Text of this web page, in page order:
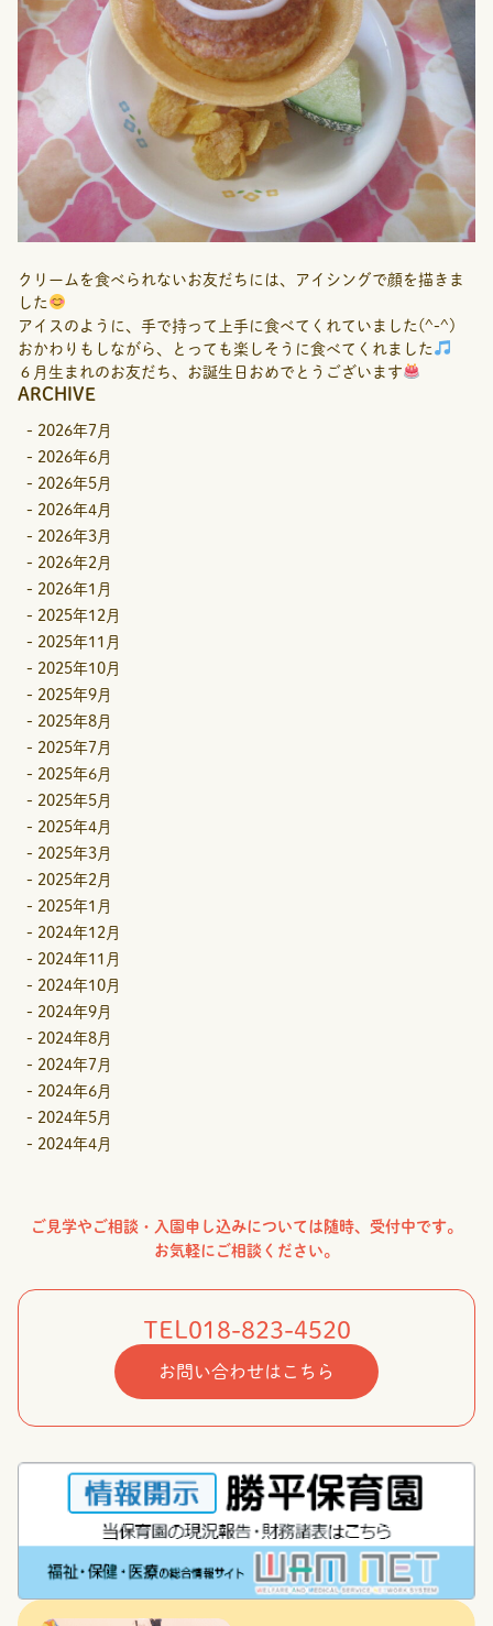
ARCHIVE
- 2026年7月
- 2026年6月
- 2026年5月
- 2026年4月
- 2026年3月
- 2026年2月
- 2026年1月
- 2025年12月
- 2025年11月
- 2025年10月
- 2025年9月
- 2025年8月
- 2025年7月
- 2025年6月
- 2025年5月
- 2025年4月
- 2025年3月
- 2025年2月
- 2025年1月
- 2024年12月
- 2024年11月
- 2024年10月
- 2024年9月
- 2024年8月
- 2024年7月
- 2024年6月
- 2024年5月
- 2024年4月
クリームを食べられないお友だちには、アイシングで顔を描きま
した
アイスのように、手で持って上手に食べてくれていました(^-^)
おかわりもしながら、とっても楽しそうに食べてくれました
６月生まれのお友だち、お誕生日おめでとうございます
ご見学やご相談・入園申し込みについては随時、受付中です。
お気軽にご相談ください。
TEL 018-823-4520
お問い合わせはこちら